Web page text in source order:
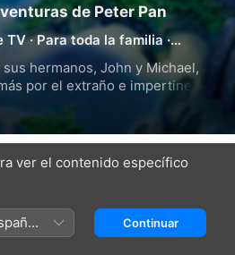
de Peter Pan
TV ·Para toda la familia ·
Animación
hermanos, John y Michael,
por el extraño e impertinente
ver el contenido específico
Continuar